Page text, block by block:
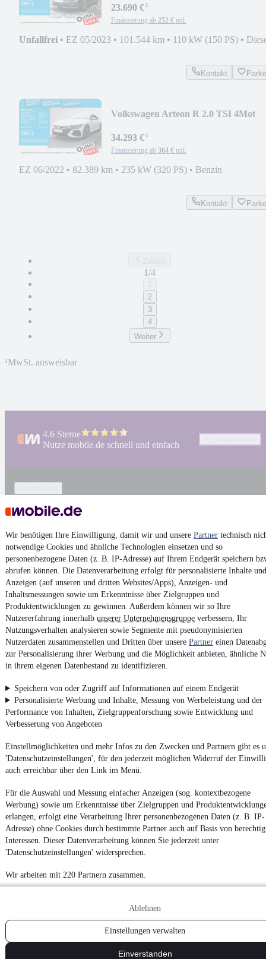
Wir benötigen Ihre Einwilligung, damit wir und unsere Partner technisch
notwendige Cookies und ähnliche Technologien einsetzen und so
personenbezogene Daten (z. B. IP-Adresse) auf Ihrem Endgerät speichern
abrufen können. Die Datenverarbeitung erfolgt für personalisierte Inhalte und
Anzeigen (auf unseren und dritten Websites/Apps), Anzeigen- und
Inhaltsmessungen sowie um Erkenntnisse über Zielgruppen und
Produktentwicklungen zu gewinnen. Außerdem können wir so Ihre
Nutzererfahrung innerhalb unserer Unternehmensgruppe verbessern, Ihr
Nutzungsverhalten analysieren sowie Segmente mit pseudonymisierten
Nutzerdaten zusammenstellen und Dritten über unsere Partner einen
zur Personalisierung ihrer Werbung und die Möglichkeit anbieten, ähnliche
in ihrem eigenen Datenbestand zu identifizieren.
Speichern von oder Zugriff auf Informationen auf einem Endgerät
Personalisierte Werbung und Inhalte, Messung von Werbeleistung und der
Performance von Inhalten, Zielgruppenforschung sowie Entwicklung und
Verbesserung von Angeboten
Einstellmöglichkeiten und mehr Infos zu den Zwecken und Partnern gibt es
'Datenschutzeinstellungen', für den jederzeit möglichen Widerruf der
auch erreichbar über den Link im Menü.
Für die Auswahl und Messung einfacher Anzeigen (sog. kontextbezogene
Werbung) sowie um Erkenntnisse über Zielgruppen und
erlangen, erfolgt eine Verarbeitung Ihrer personenbezogenen Daten (z. B. IP-
Adresse) ohne Cookies durch bestimmte Partner auch auf Basis von
Interessen. Dieser Datenverarbeitung können Sie jederzeit unter
'Datenschutzeinstellungen' widersprechen.
Wir arbeiten mit 220 Partnern zusammen.
Ablehnen
Einstellungen verwalten
Einverstanden
23.690 €¹
Finanzierung ab 252 € mtl.
Unfallfrei • EZ 05/2023 • 101.544 km • 110 kW (150 PS) •
Kontakt
Volkswagen Arteon R 2.0 TSI 4Mot
34.293 €¹
Finanzierung ab 364 € mtl.
EZ 06/2022 • 82.389 km • 235 kW (320 PS) • Benzin
Kontakt
1/4
2
3
4
Weiter
¹MwSt. ausweisbar
4.6 Sterne
Nutze mobile.de schnell und einfach
AGB
Datenschutz
Datenschutzeinstellungen
Erklärung zur Barrierefreiheit
Report Security Vulnerability (English)
Powered by
Entdecke Kleinwagen, SUV und Wohnmobile
und mehr bei
mobile.de